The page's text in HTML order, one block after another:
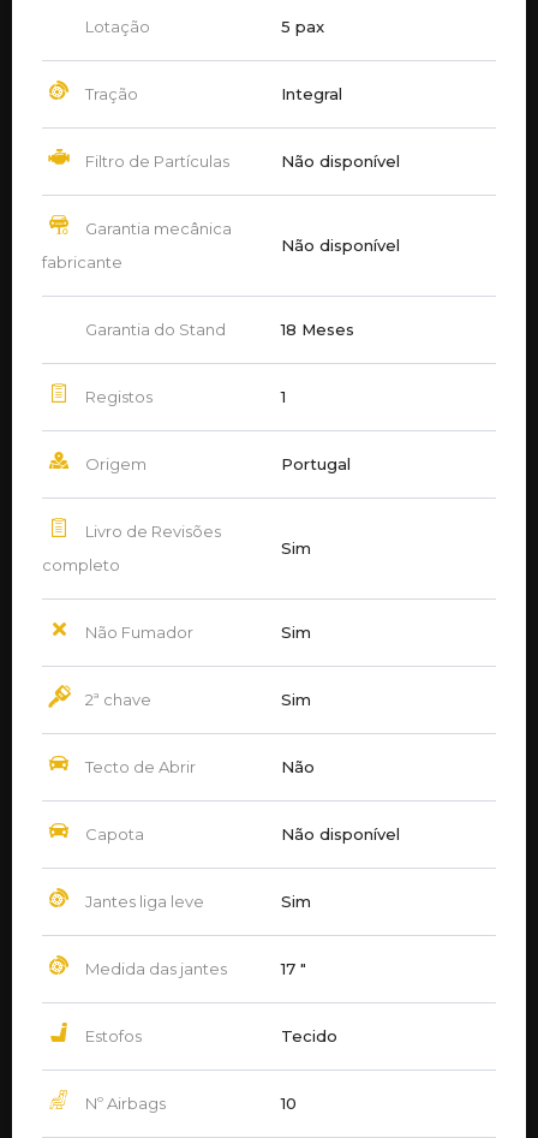
Lotação 5 pax
Tração Integral
Filtro de Partículas Não disponível
Garantia mecânica
fabricante
Não disponível
Garantia do Stand 18 Meses
Registos 1
Origem Portugal
Livro de Revisões
completo
Sim
Não Fumador Sim
2ª chave Sim
Tecto de Abrir Não
Capota Não disponível
Jantes liga leve Sim
Medida das jantes 17 ″
Estofos Tecido
Nº Airbags 10